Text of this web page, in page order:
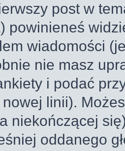
post w
powinieneś
wiadomości
nie masz
i podać
linii).
niekończącej
oddanego